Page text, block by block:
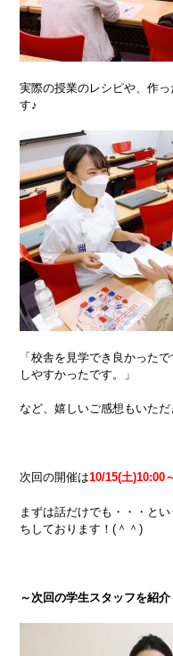
実際の授業のレシピや、作
す♪
「校舎を見学でき良かった
しやすかったです。」
など、嬉しいご感想もいた
次回の開催は10/15(土)10:00
まずは話だけでも・・・と
ちしております！(＾＾)
～次回の学生スタッフを紹介